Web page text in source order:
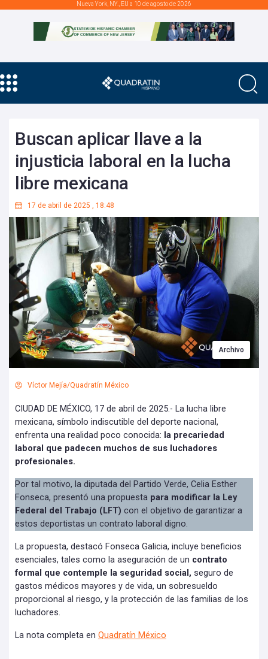
Nueva York, NY., EU a 10 de agosto de 2026
Buscan aplicar llave a la
injusticia laboral en la lucha
libre mexicana
17 de abril de 2025 , 18:48
Archivo
Víctor Mejía/Quadratín México
CIUDAD DE MÉXICO, 17 de abril de 2025.- La lucha libre
mexicana, símbolo indiscutible del deporte nacional,
enfrenta una realidad poco conocida: la precariedad
laboral que padecen muchos de sus luchadores
profesionales.
Por tal motivo, la diputada del Partido Verde, Celia Esther
Fonseca, presentó una propuesta para modificar la Ley
Federal del Trabajo (LFT) con el objetivo de garantizar a
estos deportistas un contrato laboral digno.
La propuesta, destacó Fonseca Galicia, incluye beneficios
esenciales, tales como la aseguración de un contrato
formal que contemple la seguridad social, seguro de
gastos médicos mayores y de vida, un sobresueldo
proporcional al riesgo, y la protección de las familias de los
luchadores.
La nota completa en Quadratín México